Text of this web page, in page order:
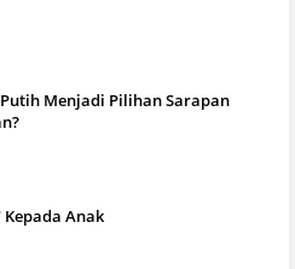
Menjadi Pilihan Sarapan
Anak